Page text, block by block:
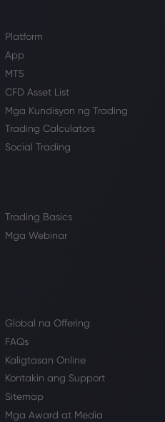
Platform
App
MT5
CFD Asset List
Mga Kundisyon ng Trading
Trading Calculators
Social Trading
Trading Basics
Mga Webinar
Global na Offering
FAQs
Kaligtasan Online
Kontakin ang Support
Sitemap
Mga Award at Media